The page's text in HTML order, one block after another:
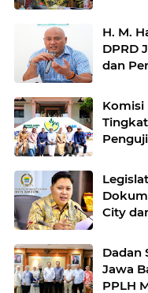
H. M.
DPRD
dan
Komisi
City
Dadan
Jawa
PPLH